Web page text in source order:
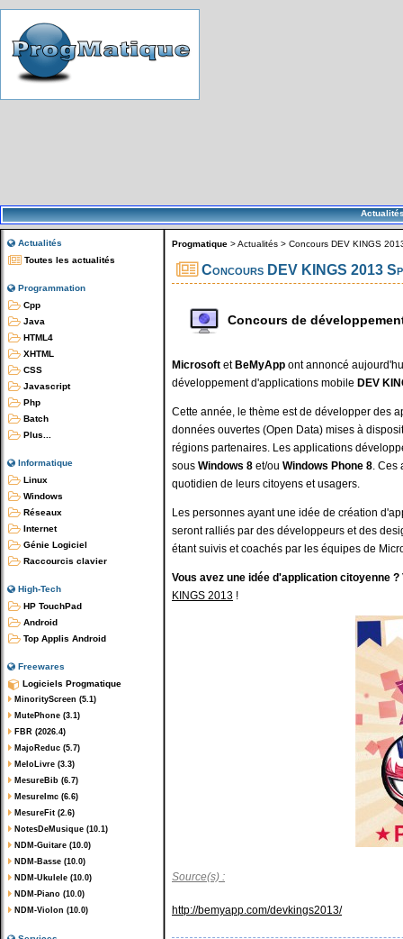
Actualités
Toutes les actualités
Programmation
Cpp
Java
HTML4
XHTML
CSS
Javascript
Php
Batch
Plus...
Informatique
Linux
Windows
Réseaux
Internet
Génie Logiciel
Raccourcis clavier
High-Tech
HP TouchPad
Android
Top Applis Android
Freewares
Logiciels Progmatique
MinorityScreen (5.1)
MutePhone (3.1)
FBR (2026.4)
MajoReduc (5.7)
MeloLivre (3.3)
MesureBib (6.7)
MesureImc (6.6)
MesureFit (2.6)
NotesDeMusique (10.1)
NDM-Guitare (10.0)
NDM-Basse (10.0)
NDM-Ukulele (10.0)
NDM-Piano (10.0)
NDM-Violon (10.0)
Progmatique >Actualités > Concours DEV KINGS
Concours DEV KINGS 2013
Concours de
Microsoft et BeMyApp ont annoncé
développement d'applications mobile DEV
Cette année, le thème est de développer des
données ouvertes (Open Data) mises à
régions partenaires. Les applications
sous Windows 8 et/ou Windows Phone 8. Ces
quotidien de leurs citoyens et usagers.
Les personnes ayant une idée de création
seront ralliés par des développeurs et des
étant suivis et coachés par les équipes de
Vous avez une idée d'application citoyenne ?
KINGS 2013 !
Source(s) :
http://bemyapp.com/devkings2013/